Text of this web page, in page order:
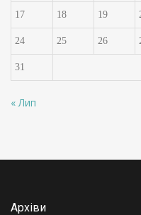
17 18 19
24 25 26
31
« Лип
Архіви